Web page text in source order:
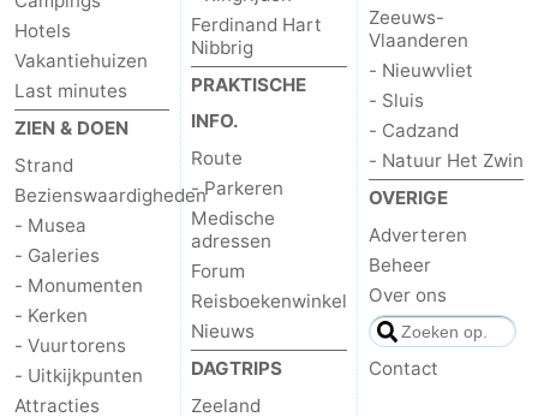
Hotels
Vakantiehuizen
Last minutes
ZIEN & DOEN
Strand
Bezienswaardigheden
- Musea
- Galeries
- Monumenten
- Kerken
- Vuurtorens
- Uitkijkpunten
Attracties
Ferdinand Hart
Nibbrig
PRAKTISCHE
INFO.
Route
- Parkeren
Medische
adressen
Forum
Reisboekenwinkel
Nieuws
DAGTRIPS
Zeeland
Zeeuws-
Vlaanderen
- Nieuwvliet
- Sluis
- Cadzand
- Natuur Het Zwin
OVERIGE
Adverteren
Beheer
Over ons
Contact